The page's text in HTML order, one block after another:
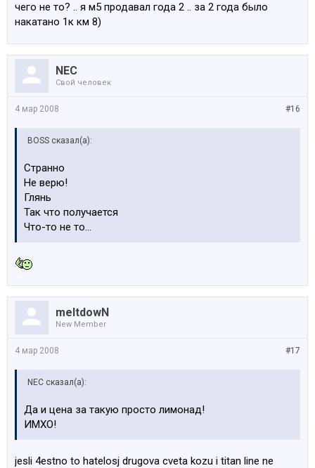
чего не то? .. я м5 продавал года 2 .. за 2 года было
накатано 1к км 8)
NEC
Свой человек
#16
4 мар 2008
BOSS сказал(а):
Странно
Не верю!
Глянь
Так что получается
Что-то не то...
meltdowN
New Member
#17
4 мар 2008
NEC сказал(а):
Да и цена за такую просто лимонад!
ИМХО!
jesli 4estno to hatelosj drugova cveta kozu i titan line ne